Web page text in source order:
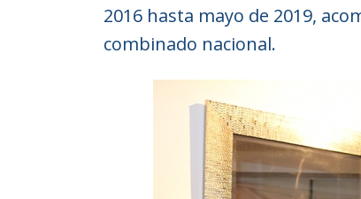
2016 hasta mayo de 2019,
combinado nacional.